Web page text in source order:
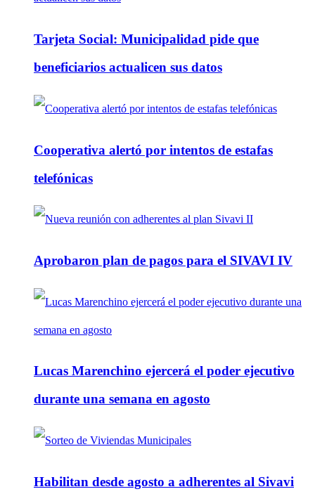
Tarjeta Social: Municipalidad pide que
beneficiarios actualicen sus datos
Cooperativa alertó por intentos de estafas
telefónicas
Aprobaron plan de pagos para el SIVAVI IV
Lucas Marenchino ejercerá el poder ejecutivo
durante una semana en agosto
Habilitan desde agosto a adherentes al Sivavi